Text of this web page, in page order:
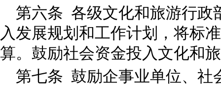
第六条 各级文化和旅游行政
入发展规划和工作计划，将标
算。鼓励社会资金投入文化和
第七条 鼓励企事业单位、社